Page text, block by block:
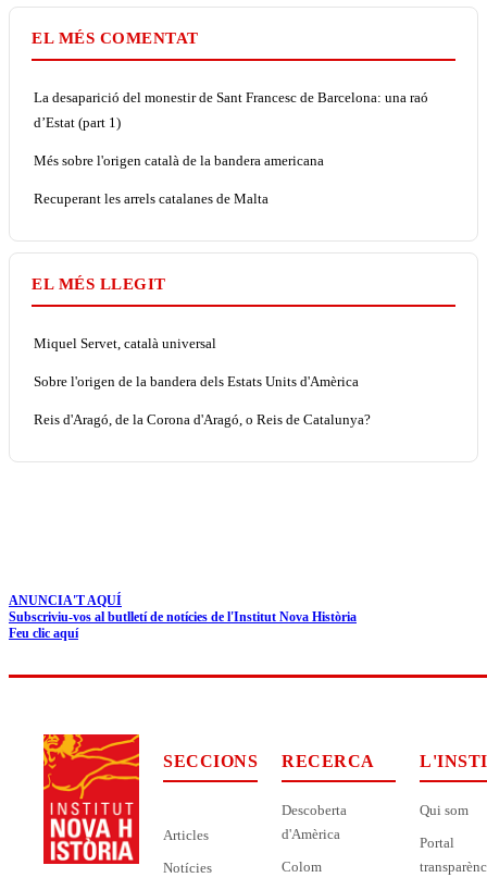
EL MÉS COMENTAT
La desaparició del monestir de Sant Francesc de Barcelona: una raó
d’Estat (part 1)
Més sobre l'origen català de la bandera americana
Recuperant les arrels catalanes de Malta
EL MÉS LLEGIT
Miquel Servet, català universal
Sobre l'origen de la bandera dels Estats Units d'Amèrica
Reis d'Aragó, de la Corona d'Aragó, o Reis de Catalunya?
ANUNCIA'T AQUÍ
Subscriviu-vos al butlletí de notícies de l'Institut Nova Història
Feu clic aquí
SECCIONS
Articles
Notícies
RECERCA
Descoberta
d'Amèrica
Colom
Qui som
Portal